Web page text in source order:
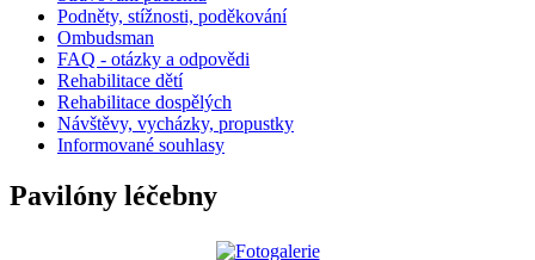
Podněty, stížnosti, poděkování
Ombudsman
FAQ - otázky a odpovědi
Rehabilitace dětí
Rehabilitace dospělých
Návštěvy, vycházky, propustky
Informované souhlasy
Pavilóny léčebny